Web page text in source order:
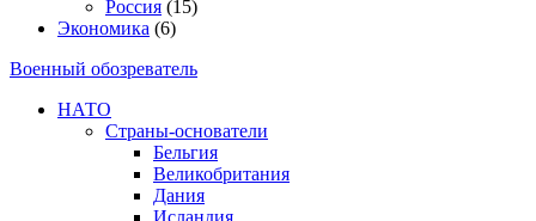
Россия (15)
Экономика (6)
Военный обозреватель
НАТО
Страны-основатели
Бельгия
Великобритания
Дания